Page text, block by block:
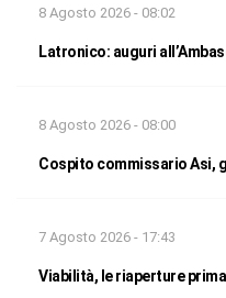
8 Agosto 2026 - 08:02
Latronico: auguri
8 Agosto 2026 - 08:00
Cospito commissario Asi,
7 Agosto 2026 - 17:43
Viabilità, le riaperture